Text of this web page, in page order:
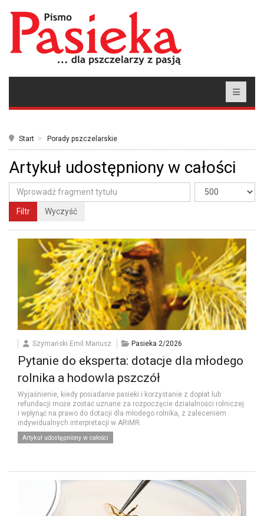
Start Porady pszczelarskie
Artykuł udostępniony w całości
Filtr Wyczyść
Szymański Emil Mariusz Pasieka 2/2026
Pytanie do eksperta: dotacje dla młodego
rolnika a hodowla pszczół
Wyjaśnienie, kiedy posiadanie pasieki i korzystanie z dopłat lub
refundacji może zostać uznane za rozpoczęcie działalności rolniczej
i wpłynąć na prawo do dotacji dla młodego rolnika, z zaleceniem
indywidualnych interpretacji w ARiMR.
Artykuł udostępniony w całości